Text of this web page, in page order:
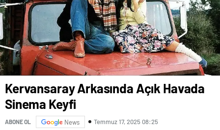
Kervansaray Arkasında Açık Havada
Sinema Keyfi
ABONE OL News Temmuz 17, 2025 08:25